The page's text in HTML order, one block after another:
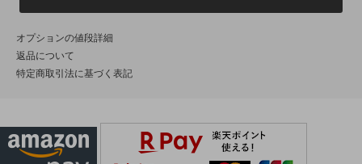
オプションの値段詳細
返品について
特定商取引法に基づく表記